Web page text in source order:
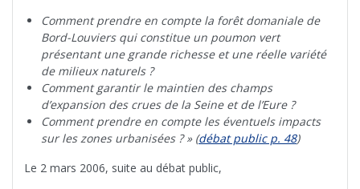
Comment prendre en compte la forêt domaniale de
Bord-Louviers qui constitue un poumon vert
présentant une grande richesse et une réelle variété
de milieux naturels ?
Comment garantir le maintien des champs
d’expansion des crues de la Seine et de l’Eure ?
Comment prendre en compte les éventuels impacts
sur les zones urbanisées ? » (débat public p. 48)
Le 2 mars 2006, suite au débat public,